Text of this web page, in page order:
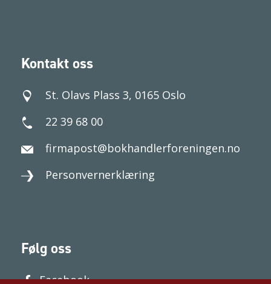
Kontakt oss
St. Olavs Plass 3, 0165 Oslo
22 39 68 00
firmapost@bokhandlerforeningen.no
Personvernerklæring
Følg oss
Facebook